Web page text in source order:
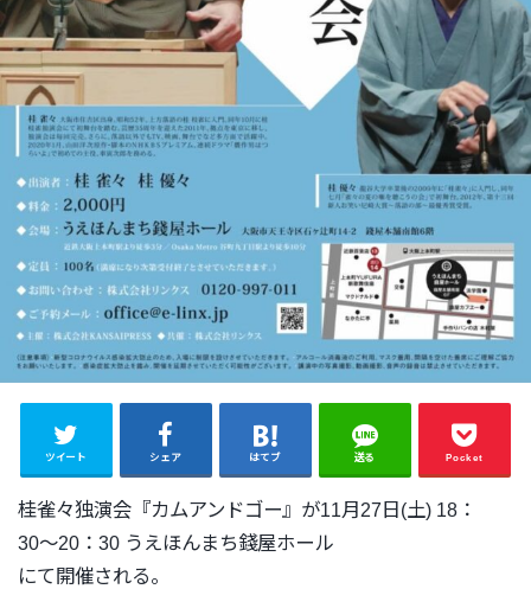
ツイート シェア はてブ 送る Pocket
桂雀々独演会『カムアンドゴー』が11月27日(土) 18：
30〜20：30 うえほんまち錢屋ホール
にて開催される。